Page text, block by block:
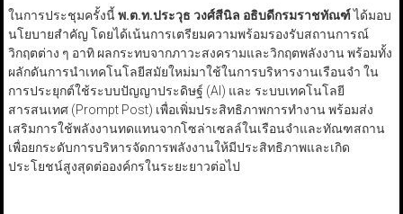
ในการประชุมครั้งนี้พ.ต.ท.ประวุธ วงศ์สีนิล อธิบดีกรมราชทัณฑ์ได้มอบ
นโยบายสำคัญ โดยได้เน้นการเตรียมความพร้อมรองรับสถานการณ์
วิกฤตต่าง ๆ อาทิ ผลกระทบจากภาวะสงครามและวิกฤตพลังงาน พร้อมทั้ง
ผลักดันการนำเทคโนโลยีสมัยใหม่มาใช้ในการบริหารงานเรือนจำ ใน
การประยุกต์ใช้ระบบปัญญาประดิษฐ์ (AI) และ ระบบเทคโนโลยี
สารสนเทศ (Prompt Post) เพื่อเพิ่มประสิทธิภาพการทำงาน พร้อมส่ง
เสริมการใช้พลังงานทดแทนจากโซล่าเซลล์ในเรือนจำและทัณฑสถาน
เพื่อยกระดับการบริหารจัดการพลังงานให้มีประสิทธิภาพและเกิด
ประโยชน์สูงสุดต่อองค์กรในระยะยาวต่อไป